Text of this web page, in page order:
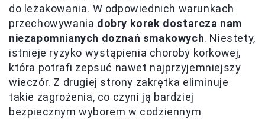
do leżakowania. W odpowiednich warunkach
przechowywania dobry korek dostarcza nam
niezapomnianych doznań smakowych. Niestety,
istnieje ryzyko wystąpienia choroby korkowej,
która potrafi zepsuć nawet najprzyjemniejszy
wieczór. Z drugiej strony zakrętka eliminuje
takie zagrożenia, co czyni ją bardziej
bezpiecznym wyborem w codziennym